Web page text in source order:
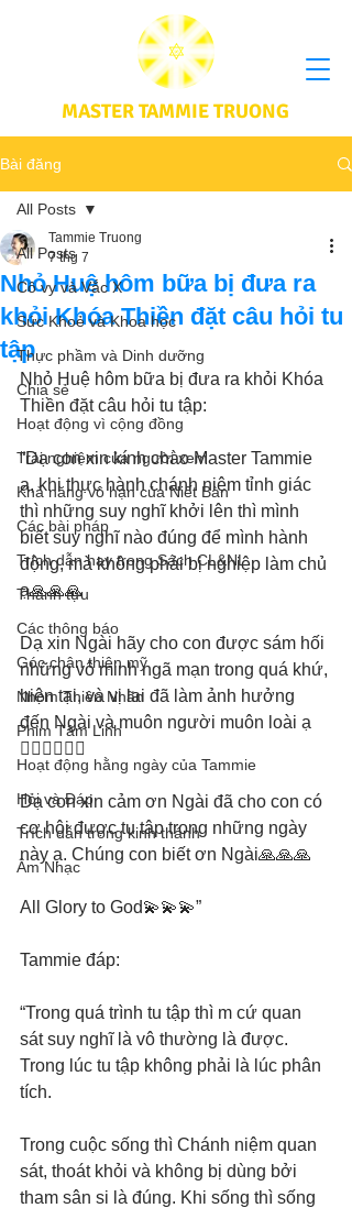
MASTER TAMMIE TRUONG
Bài đăng
All Posts
Cô vy và Vắc X
Sức Khoẻ và Khoa học
Thực phầm và Dinh dưỡng
Chia sẻ
Hoạt động vì cộng đồng
Trải nghiệm của người xem
Khả năng vô hạn của Niết Bàn
Các bài pháp
Trích dẫn hay trong Sách CL&NL
Thành tựu
Các thông báo
Góc chân thiện mỹ
Nhóm Thiên Nhãn
Phim Tâm Linh
Hoạt động hằng ngày của Tammie
Hỏi và Đáp
Trích dẫn trong kinh thánh
Âm Nhạc
All Posts
Nhỏ Huệ hôm bữa bị đưa ra
khỏi Khóa Thiền đặt câu hỏi tu
tập
Tammie Truong
7 thg 7
Nhỏ Huệ hôm bữa bị đưa ra khỏi Khóa
Thiền đặt câu hỏi tu tập:
“Dạ con xin kính chào Master Tammie
ạ, khi thực hành chánh niệm tỉnh giác
thì những suy nghĩ khởi lên thì mình
biết suy nghĩ nào đúng để mình hành
động, mà không phải bị nghiệp làm chủ
ạ🙏🙏🙏
Dạ xin Ngài hãy cho con được sám hối
những vô minh ngã mạn trong quá khứ,
hiện tại, và vị lai đã làm ảnh hưởng
đến Ngài và muôn người muôn loài ạ
🙇‍♀️🙇‍♀️🙇‍♀️
Dạ con xin cảm ơn Ngài đã cho con có
cơ hội được tu tập trong những ngày
này ạ. Chúng con biết ơn Ngài🙏🙏🙏
All Glory to God💫💫💫”
Tammie đáp:
“Trong quá trình tu tập thì m cứ quan
sát suy nghĩ là vô thường là được.
Trong lúc tu tập không phải là lúc phân
tích.
Trong cuộc sống thì Chánh niệm quan
sát, thoát khỏi và không bị dùng bởi
tham sân si là đúng. Khi sống thì sống